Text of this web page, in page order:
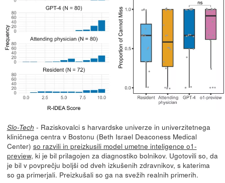
Slo-Tech - Raziskovalci s harvardske univerze in univerzitetnega
kliničnega centra v Bostonu (Beth Israel Deaconess Medical
Center) so razvili in preizkusili model umetne inteligence o1-
preview, ki je bil prilagojen za diagnostiko bolnikov. Ugotovili so, da
je bil v povprečju boljši od dveh izkušenih zdravnikov, s katerima
so ga primerjali. Preizkušali so ga na svežih realnih primerih.